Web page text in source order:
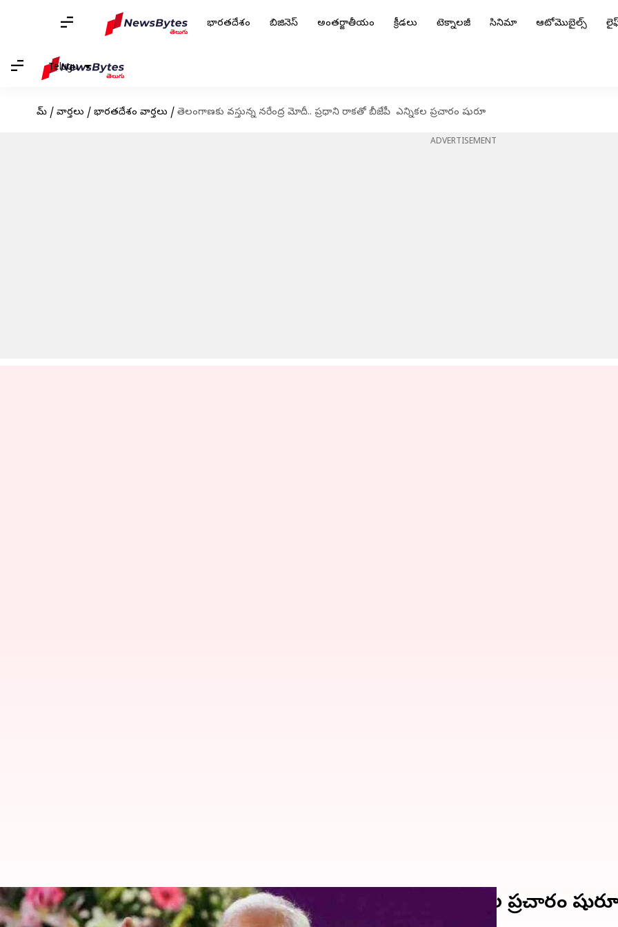
భారతదేశం బిజినెస్ అంతర్జాతీయం క్రీడలు టెక్నాలజీ సినిమా ఆటోమొబైల్స్
Telugu
హోమ్ / వార్తలు / భారతదేశం వార్తలు / తెలంగాణకు వస్తున్న నరేంద్ర మోదీ.. ప్రధాని రాకతో బీజేపీ ఎన్నికల ప్రచారం షురూ
ADVERTISEMENT
తెలంగాణకు వస్తున్న నరేంద్ర మోదీ.. ప్రధాని రాకతో బీజేపీ ఎన్నికల ప్రచారం